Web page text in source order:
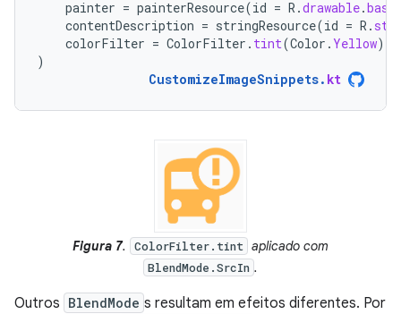
painter = painterResource(id = R .drawable.
contentDescription = stringResource(id = R .
colorFilter = ColorFilter . tint(Color . Yellow)
)
CustomizeImageSnippets. kt
Figura 7. ColorFilter.tint aplicado com
BlendMode.SrcIn .
Outros BlendMode s resultam em efeitos diferentes. Por